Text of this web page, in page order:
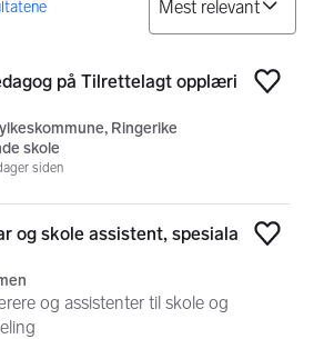
på Tilrettelagt opplæri
Ringerike
skole
siden
og skole assistent, spesiala
og assistenter til skole og